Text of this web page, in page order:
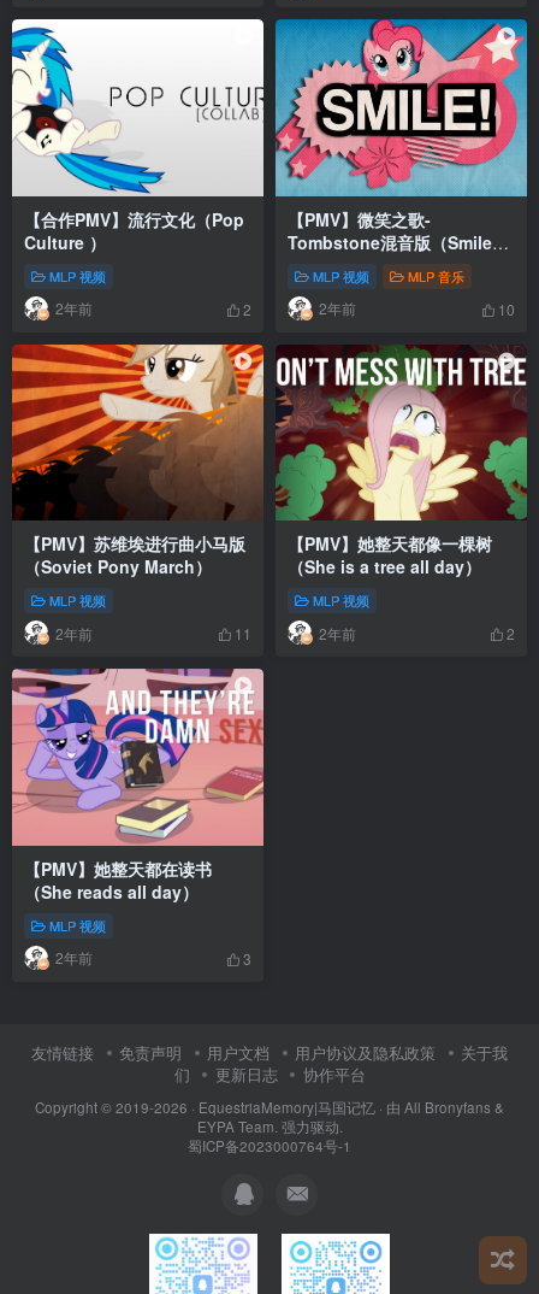
【合作PMV】流行文化（Pop
Culture ）
MLP 视频
2年前 2
【PMV】微笑之歌-
Tombstone混音版（Smile
song – Tombstone Mix ）
MLP 视频 MLP 音乐
2年前 10
【PMV】苏维埃进行曲小马版
（Soviet Pony March）
MLP 视频
2年前 11
【PMV】她整天都像一棵树
（She is a tree all day）
MLP 视频
2年前 2
【PMV】她整天都在读书
（She reads all day）
MLP 视频
2年前 3
友情链接 免责声明 用户文档 用户协议及隐私政策
关于我
们
更新日志 协作平台
Copyright © 2019-2026 · EquestriaMemory|马国记忆 · 由 All Bronyfans &
EYPA Team. 强力驱动.
蜀ICP备2023000764号-1